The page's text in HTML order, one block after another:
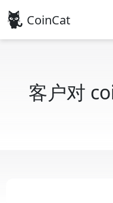
CoinCat
客户对